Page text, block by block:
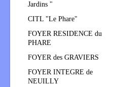
Jardins "
CITL "Le Phare"
FOYER RESIDENCE du
PHARE
FOYER des GRAVIERS
FOYER INTEGRE de
NEUILLY